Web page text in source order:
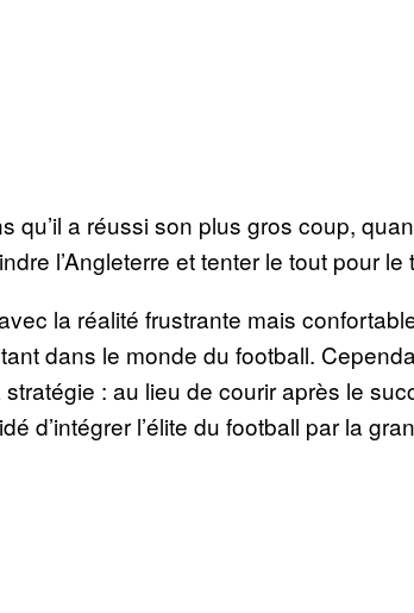
qu’il a réussi son plus gros coup,
l’Angleterre et tenter le tout pour
la réalité frustrante mais
dans le monde du football.
: au lieu de courir après le
d’intégrer l’élite du football par la